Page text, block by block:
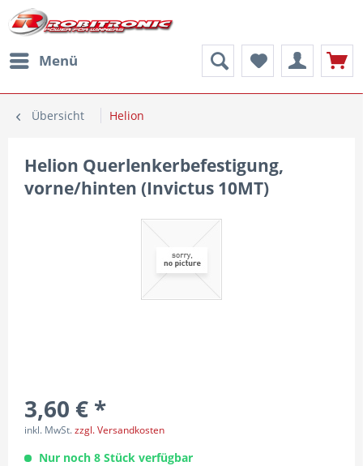
Menü
Übersicht Helion
Helion Querlenkerbefestigung,
vorne/hinten (Invictus 10MT)
3,60 € *
inkl. MwSt.zzgl. Versandkosten
Nur noch 8 Stück verfügbar